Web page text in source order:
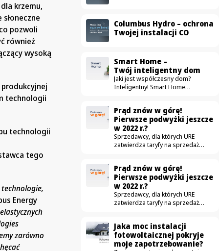
krzemu,
pozwoli
również
wysoką
technologii
technologii
tego
Energy
zarówno
Columbus Hydro – ochrona
Twojej instalacji CO
Smart Home –
Twój inteligentny dom
Jaki jest współczesny dom?
Inteligentny! Smart Home
To przestrzeń, która przede
wszystkim jest komfortowa,
bezpieczna i oszczędna. Na rynku
pojawia się coraz więcej urządzeń
mających uczynić dom
odkurzacze, aż po duże instalacje
jak fotowoltaika. W ostatnich latach
zdecydowanie częściej
wykorzystujemy nowe technologie,
dzięki którym zwykłe mieszkanie
Prąd znów w górę!
Pierwsze podwyżki jeszcze
w 2022 r.?
Sprzedawcy, dla których URE
zatwierdza taryfy na sprzedaż
o podwyżki. Obecnie obowiązujące
taryfy zostały zatwierdzone
w grudniu. Czy to możliwe,
że podwyżki czekają nas jeszcze
w tym roku? Podwyżki możliwe już
sprzedawców z urzędu – Tauron,
Energia i Enea – pierwsze podwyżki
cen energii dla niektórych
Prąd znów w górę!
Pierwsze podwyżki jeszcze
w 2022 r.?
Sprzedawcy, dla których URE
zatwierdza taryfy na sprzedaż
o podwyżki. Obecnie obowiązujące
taryfy zostały zatwierdzone
w grudniu. Czy to możliwe,
Jaka moc instalacji
fotowoltaicznej pokryje
moje zapotrzebowanie?